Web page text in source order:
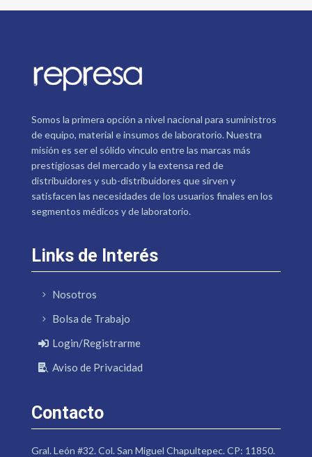
Somos la primera opción a nivel nacional para suministros
de equipo, material e insumos de laboratorio. Nuestra
misión es ser el sólido vínculo entre las marcas más
prestigiosas del mercado y la extensa red de
distribuidores y sub-distribuidores que sirven y
satisfacen las necesidades de los usuarios finales en los
segmentos médicos y de laboratorio.
Links de Interés
Nosotros
Bolsa de Trabajo
Login/Registrarme
Aviso de Privacidad
Contacto
Gral. León #32. Col. San Miguel Chapultepec. CP: 11850.